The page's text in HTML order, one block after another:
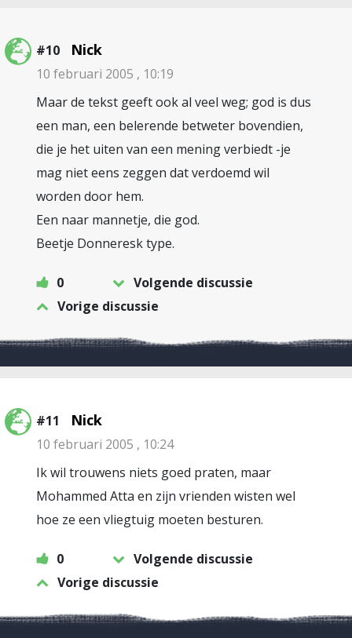
#10 Nick
10 februari 2005 , 10:19
Maar de tekst geeft ook al veel weg; god is dus
een man, een belerende betweter bovendien,
die je het uiten van een mening verbiedt -je
mag niet eens zeggen dat verdoemd wil
worden door hem.
Een naar mannetje, die god.
Beetje Donneresk type.
0
Volgende discussie
Vorige discussie
#11 Nick
10 februari 2005 , 10:24
Ik wil trouwens niets goed praten, maar
Mohammed Atta en zijn vrienden wisten wel
hoe ze een vliegtuig moeten besturen.
0
Volgende discussie
Vorige discussie